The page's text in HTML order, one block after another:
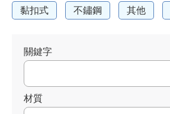
黏扣式
不鏽鋼 其他
關鍵字
材質